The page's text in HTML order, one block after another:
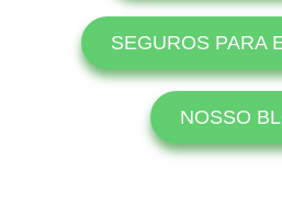
SEGUROS PARA
NOSSO